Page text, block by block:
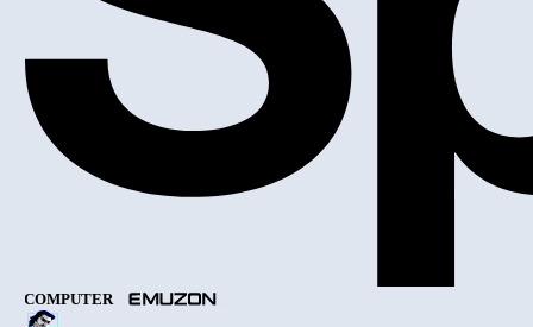
COMPUTER